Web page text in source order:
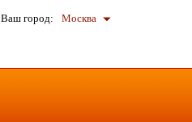
Ваш город: Москва